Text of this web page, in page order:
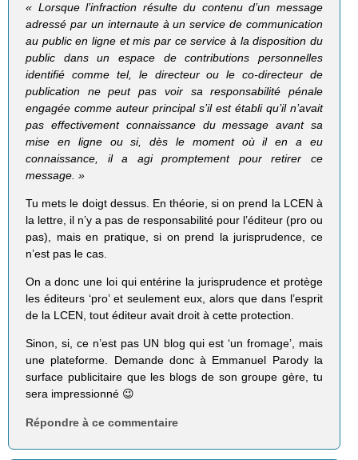
« Lorsque l’infraction résulte du contenu d’un message
adressé par un internaute à un service de communication
au public en ligne et mis par ce service à la disposition du
public dans un espace de contributions personnelles
identifié comme tel, le directeur ou le co-directeur de
publication ne peut pas voir sa responsabilité pénale
engagée comme auteur principal s’il est établi qu’il n’avait
pas effectivement connaissance du message avant sa
mise en ligne ou si, dès le moment où il en a eu
connaissance, il a agi promptement pour retirer ce
message. »
Tu mets le doigt dessus. En théorie, si on prend la LCEN à
la lettre, il n’y a pas de responsabilité pour l’éditeur (pro ou
pas), mais en pratique, si on prend la jurisprudence, ce
n’est pas le cas.
On a donc une loi qui entérine la jurisprudence et protège
les éditeurs ‘pro’ et seulement eux, alors que dans l’esprit
de la LCEN, tout éditeur avait droit à cette protection.
Sinon, si, ce n’est pas UN blog qui est ‘un fromage’, mais
une plateforme. Demande donc à Emmanuel Parody la
surface publicitaire que les blogs de son groupe gère, tu
sera impressionné 😉
Répondre à ce commentaire